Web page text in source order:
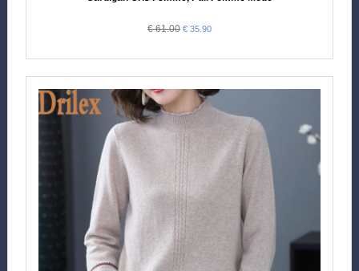
€ 61.00 € 35.90